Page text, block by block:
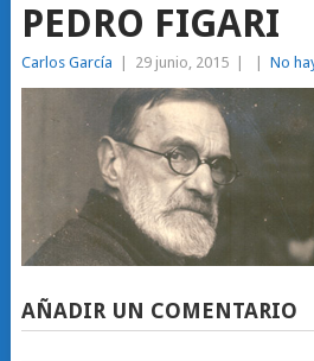
PEDRO FIGARI
Carlos García 29 junio, 2015 No
AÑADIR UN COMENTARIO